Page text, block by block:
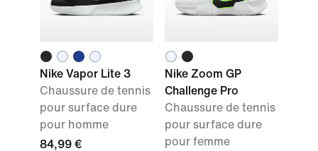
Nike Vapor Lite 3
Chaussure de tennis
pour surface dure
pour homme
84,99 €
Nike Zoom GP
Challenge Pro
Chaussure de tennis
pour surface dure
pour femme